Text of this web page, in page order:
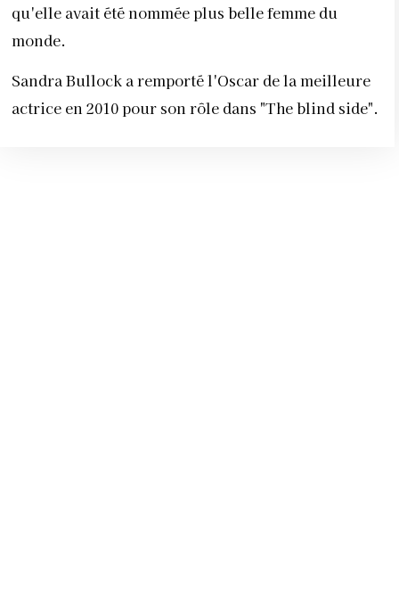
qu'elle avait été nommée plus belle femme du
monde.
Sandra Bullock a remporté l'Oscar de la meilleure
actrice en 2010 pour son rôle dans "The blind side".